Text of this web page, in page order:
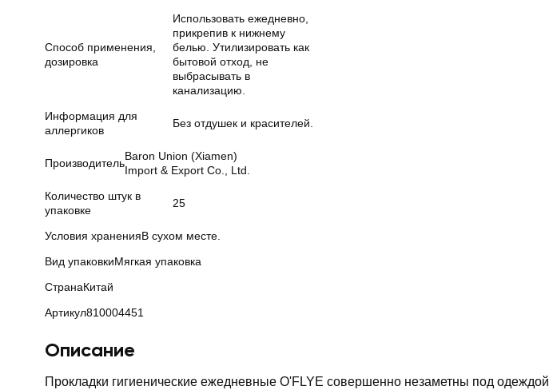
Способ применения,
дозировка
Использовать ежедневно,
прикрепив к нижнему
белью. Утилизировать как
бытовой отход, не
выбрасывать в
канализацию.
Информация для
аллергиков
Без отдушек и красителей.
Производитель
Baron Union (Xiamen)
Import & Export Co., Ltd.
Количество штук в
упаковке
25
Условия храненияВ сухом месте.
Вид упаковкиМягкая упаковка
СтранаКитай
Артикул810004451
Описание
Прокладки гигиенические ежедневные O'FLYE совершенно незаметны под